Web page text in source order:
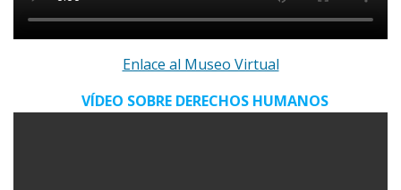
Enlace al Museo Virtual
VÍDEO SOBRE DERECHOS HUMANOS